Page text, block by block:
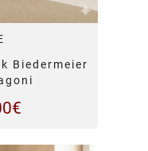
Biedermeier
€